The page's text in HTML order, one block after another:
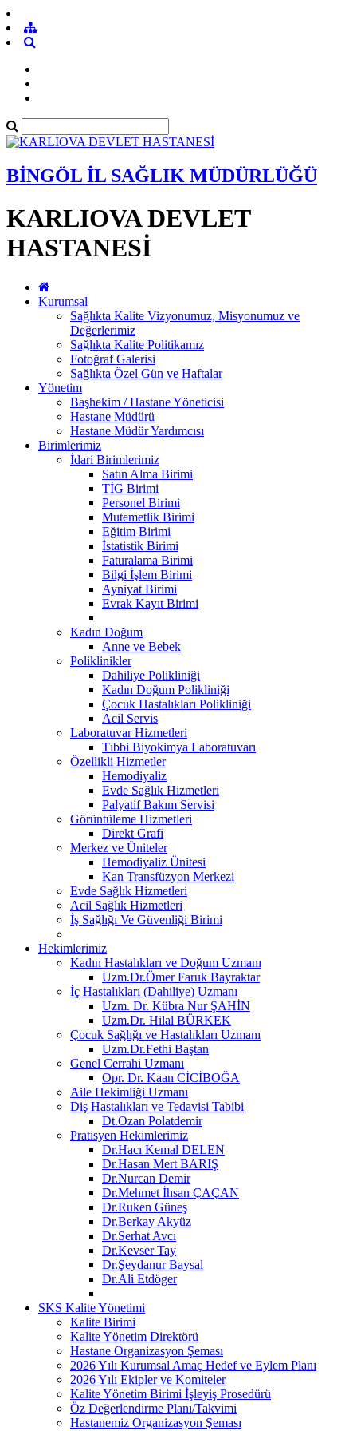
BİNGÖL İL SAĞLIK MÜDÜRLÜĞÜ
KARLIOVA DEVLET
HASTANESİ
Kurumsal
Sağlıkta Kalite Vizyonumuz, Misyonumuz ve
Değerlerimiz
Sağlıkta Kalite Politikamız
Fotoğraf Galerisi
Sağlıkta Özel Gün ve Haftalar
Yönetim
Başhekim / Hastane Yöneticisi
Hastane Müdürü
Hastane Müdür Yardımcısı
Birimlerimiz
İdari Birimlerimiz
Satın Alma Birimi
TİG Birimi
Personel Birimi
Mutemetlik Birimi
Eğitim Birimi
İstatistik Birimi
Faturalama Birimi
Bilgi İşlem Birimi
Ayniyat Birimi
Evrak Kayıt Birimi
Kadın Doğum
Anne ve Bebek
Poliklinikler
Dahiliye Polikliniği
Kadın Doğum Polikliniği
Çocuk Hastalıkları Polikliniği
Acil Servis
Laboratuvar Hizmetleri
Tıbbi Biyokimya Laboratuvarı
Özellikli Hizmetler
Hemodiyaliz
Evde Sağlık Hizmetleri
Palyatif Bakım Servisi
Görüntüleme Hizmetleri
Direkt Grafi
Merkez ve Üniteler
Hemodiyaliz Ünitesi
Kan Transfüzyon Merkezi
Evde Sağlık Hizmetleri
Acil Sağlık Hizmetleri
İş Sağlığı Ve Güvenliği Birimi
Hekimlerimiz
Kadın Hastalıkları ve Doğum Uzmanı
Uzm.Dr.Ömer Faruk Bayraktar
İç Hastalıkları (Dahiliye) Uzmanı
Uzm. Dr. Kübra Nur ŞAHİN
Uzm.Dr. Hilal BÜRKEK
Çocuk Sağlığı ve Hastalıkları Uzmanı
Uzm.Dr.Fethi Baştan
Genel Cerrahi Uzmanı
Opr. Dr. Kaan CİCİBOĞA
Aile Hekimliği Uzmanı
Diş Hastalıkları ve Tedavisi Tabibi
Dt.Ozan Polatdemir
Pratisyen Hekimlerimiz
Dr.Hacı Kemal DELEN
Dr.Hasan Mert BARIŞ
Dr.Nurcan Demir
Dr.Mehmet İhsan ÇAÇAN
Dr.Ruken Güneş
Dr.Berkay Akyüz
Dr.Serhat Avcı
Dr.Kevser Tay
Dr.Şeydanur Baysal
Dr.Ali Etdöger
SKS Kalite Yönetimi
Kalite Birimi
Kalite Yönetim Direktörü
Hastane Organizasyon Şeması
2026 Yılı Kurumsal Amaç Hedef ve Eylem Planı
2026 Yılı Ekipler ve Komiteler
Kalite Yönetim Birimi İşleyiş Prosedürü
Öz Değerlendirme Planı/Takvimi
Hastanemiz Organizasyon Şeması